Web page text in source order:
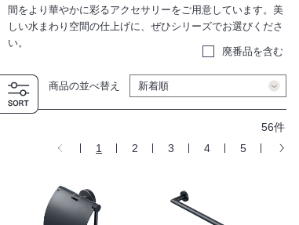
間をより華やかに彩るアクセサリーをご用意しています。美
しい水まわり空間の仕上げに、ぜひシリーズでお選びくださ
い。
廃番品を含む
商品の並べ替え
56件
1
2 3 4 5